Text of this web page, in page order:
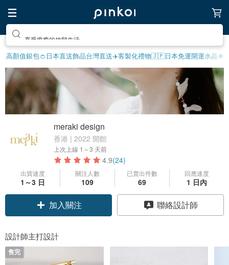
高顏值銀包👛 日本直送飾品台灣直送✈️客製化禮物🇯🇵日本免運開運水晶🍀
meraki design
香港 | 2022 開館
上次上線 1～3 天前
4.9(24)
出貨速度
1～3 日
關注人數
109
已賣出件數
69
回應速度
1 日內
加入關注 聯絡設計師
設計師主打設計
售完